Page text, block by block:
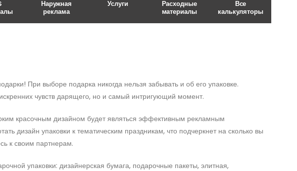
Наружная
реклама
Услуги
Расходные
материалы
Все
калькуляторы
При выборе подарка никогда нельзя забывать и об его упаковке.
чувств дарящего, но и самый интригующий момент.
красочным дизайном будет являться эффективным рекламным
дизайн упаковки к тематическим праздникам, что подчеркнет на сколько вы
к своим партнерам.
упаковки: дизайнерская бумага, подарочные пакеты, элитная,